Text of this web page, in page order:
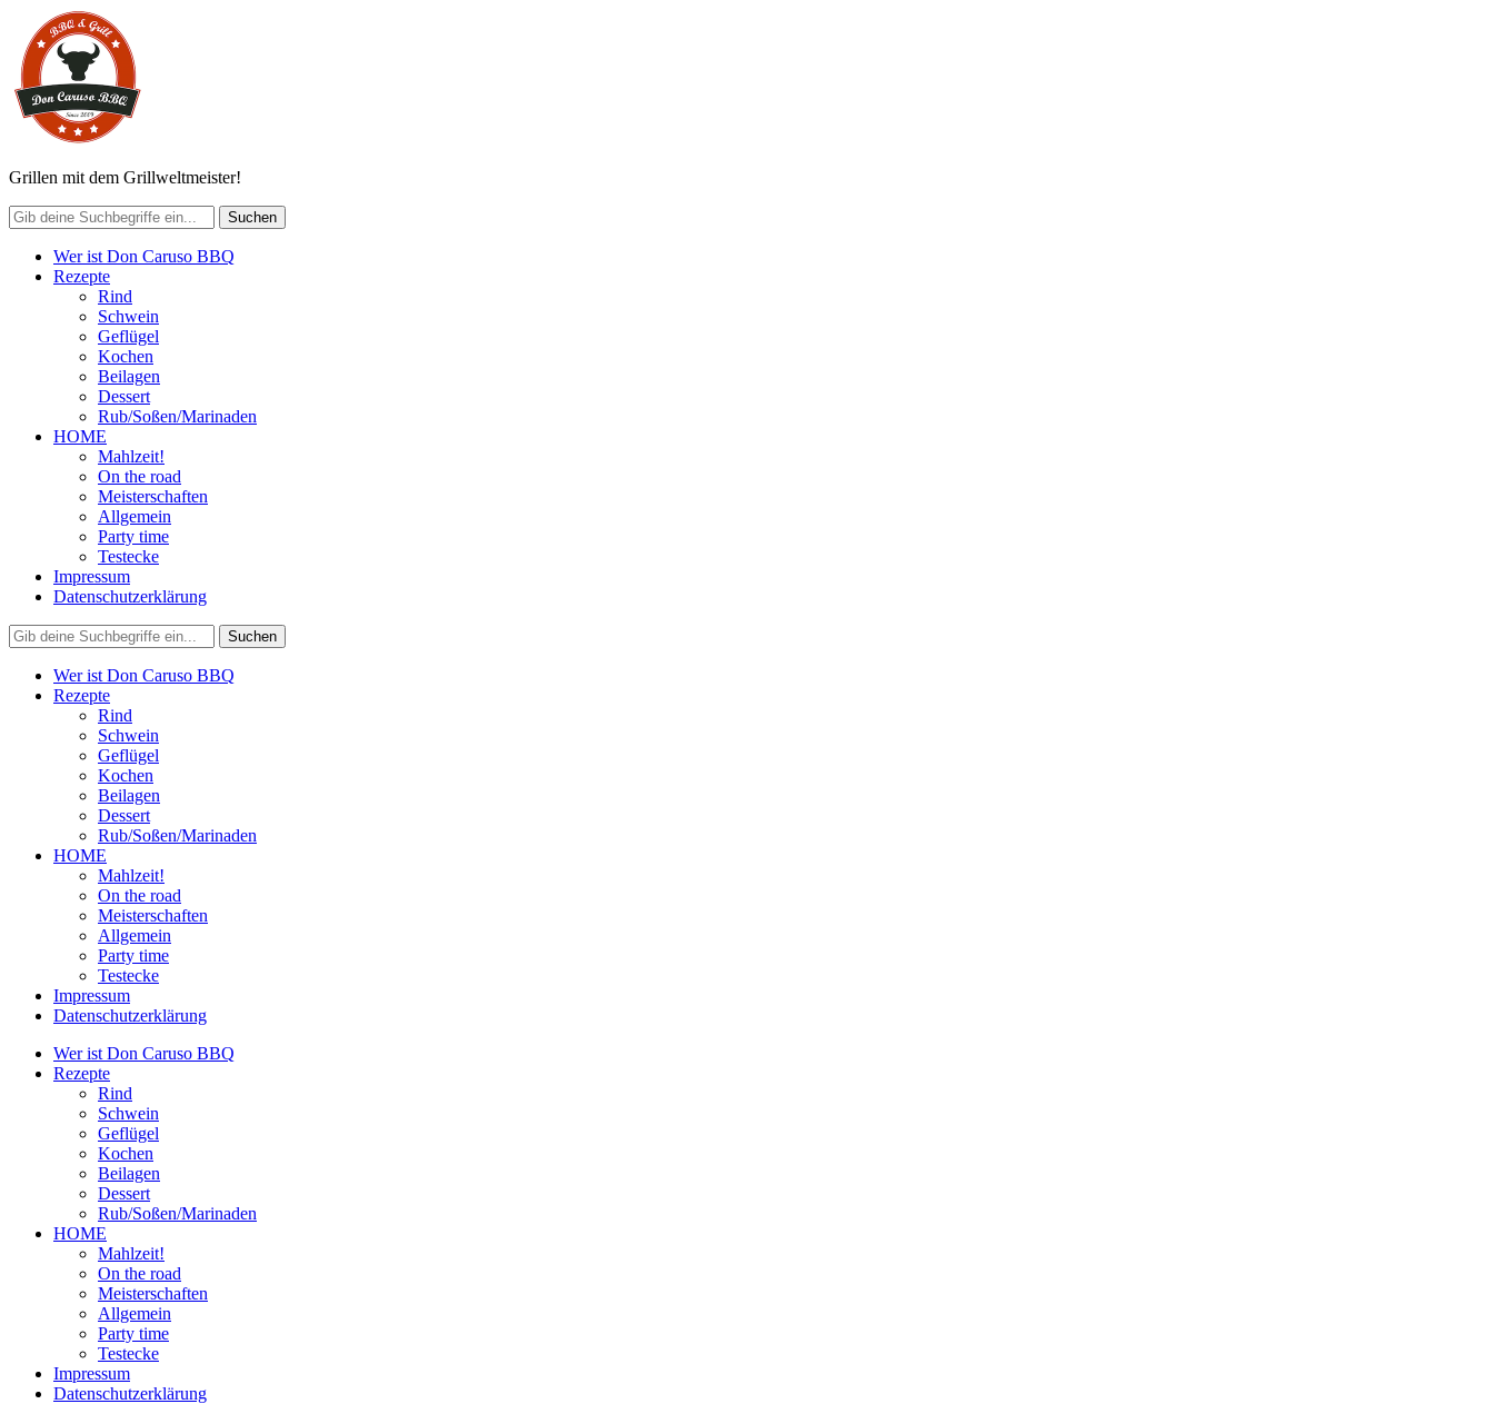
Grillen mit dem Grillweltmeister!
Wer ist Don Caruso BBQ
Rezepte
Rind
Schwein
Geflügel
Kochen
Beilagen
Dessert
Rub/Soßen/Marinaden
HOME
Mahlzeit!
On the road
Meisterschaften
Allgemein
Party time
Testecke
Impressum
Datenschutzerklärung
Wer ist Don Caruso BBQ
Rezepte
Rind
Schwein
Geflügel
Kochen
Beilagen
Dessert
Rub/Soßen/Marinaden
HOME
Mahlzeit!
On the road
Meisterschaften
Allgemein
Party time
Testecke
Impressum
Datenschutzerklärung
Wer ist Don Caruso BBQ
Rezepte
Rind
Schwein
Geflügel
Kochen
Beilagen
Dessert
Rub/Soßen/Marinaden
HOME
Mahlzeit!
On the road
Meisterschaften
Allgemein
Party time
Testecke
Impressum
Datenschutzerklärung